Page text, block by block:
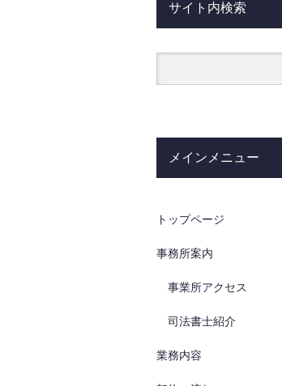
サイト内検索
メインメニュー
トップページ
事務所案内
事業所アクセス
司法書士紹介
業務内容